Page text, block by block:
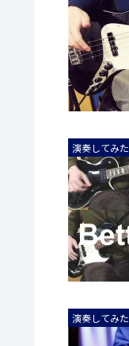
演奏してみた
演奏してみた